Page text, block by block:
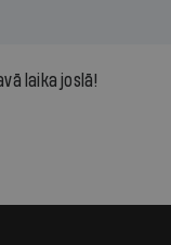
laika joslā!